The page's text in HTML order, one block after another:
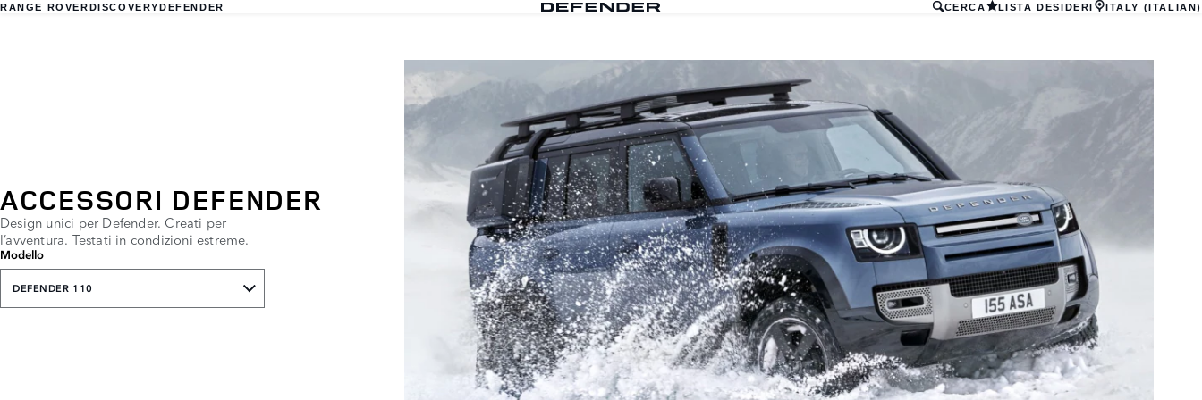
RANGE ROVERDISCOVERYDEFENDER CERCA LISTA DESIDERI ITALY (ITALIAN)
ACCESSORI DEFENDER
Design unici per Defender. Creati per
l’avventura. Testati in condizioni estreme.
Modello
DEFENDER 110